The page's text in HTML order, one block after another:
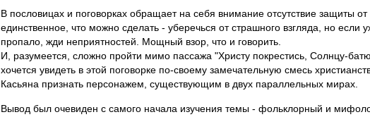
В пословицах и поговорках обращает на себя внимание отсутствие защиты от
единственное, что можно сделать - уберечься от страшного взгляда, но если
пропало, жди неприятностей. Мощный взор, что и говорить.
И, разумеется, сложно пройти мимо пассажа "Христу покрестись, Солнцу-
хочется увидеть в этой поговорке по-своему замечательную смесь
Касьяна признать персонажем, существующим в двух параллельных мирах.
Вывод был очевиден с самого начала изучения темы - фольклорный и